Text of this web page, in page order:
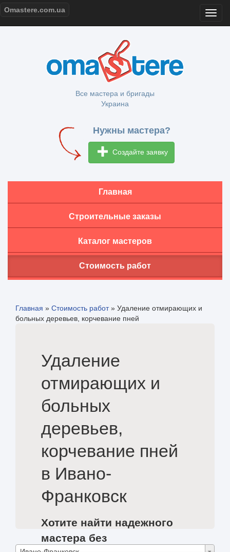
Omastere.com.ua
Все мастера и бригады
Украина
Нужны мастера?
Создайте заявку
Главная
Строительные заказы
Каталог мастеров
Стоимость работ
Главная » Стоимость работ» Удаление отмирающих и
больных деревьев, корчевание пней
Удаление
отмирающих и
больных
деревьев,
корчевание пней
в Ивано-
Франковск
Хотите найти надежного
мастера без